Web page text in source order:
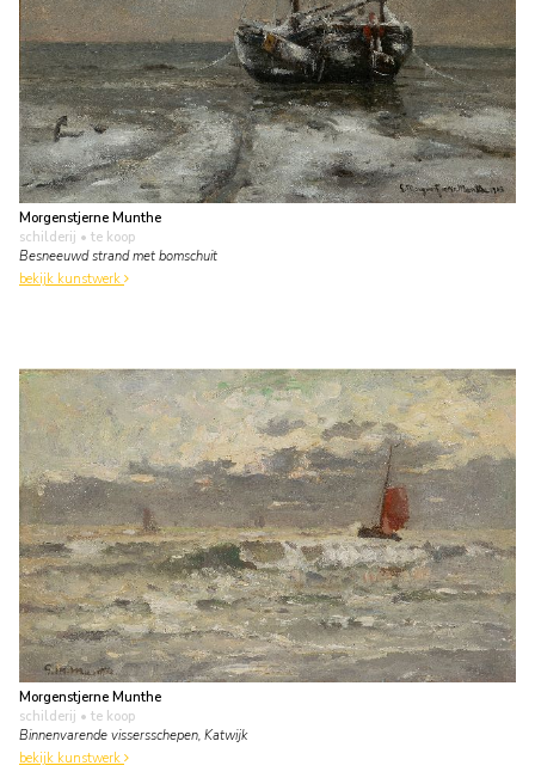
Morgenstjerne Munthe
schilderij • te koop
Besneeuwd strand met bomschuit
bekijk kunstwerk
Morgenstjerne Munthe
schilderij • te koop
Binnenvarende vissersschepen, Katwijk
bekijk kunstwerk